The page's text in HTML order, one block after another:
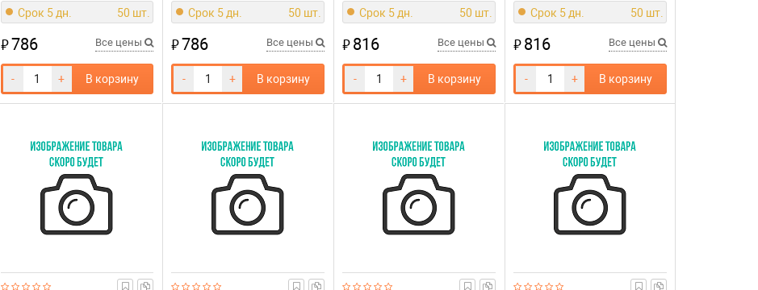
Срок 5 дн. 50 шт.
₽786 Все цены
- + В корзину
Срок 5 дн. 50 шт.
₽786 Все цены
- + В корзину
Срок 5 дн. 50 шт.
₽816 Все цены
- + В корзину
Срок 5 дн. 50 шт.
₽816 Все цены
- + В корзину